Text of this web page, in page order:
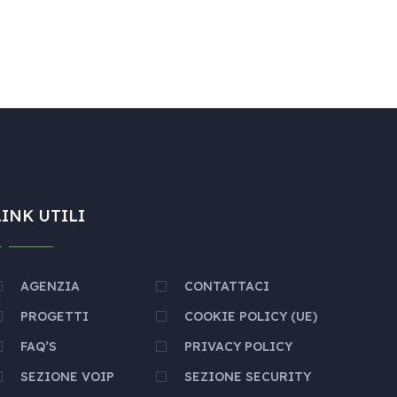
UTILI
AGENZIA
CONTATTACI
PROGETTI
COOKIE POLICY (UE)
FAQ’S
PRIVACY POLICY
SEZIONE VOIP
SEZIONE SECURITY